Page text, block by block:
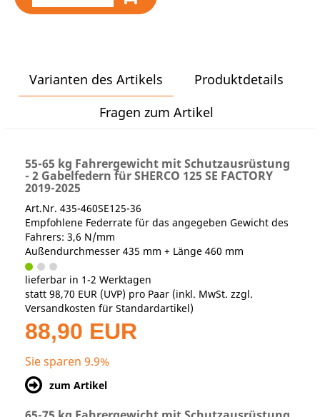
Varianten des Artikels
Produktdetails
Fragen zum Artikel
55-65 kg Fahrergewicht mit Schutzausrüstung
- 2 Gabelfedern für SHERCO 125 SE FACTORY
2019-2025
Art.Nr. 435-460SE125-36
Empfohlene Federrate für das angegeben Gewicht des
Fahrers: 3,6 N/mm
Außendurchmesser 435 mm + Länge 460 mm
lieferbar in 1-2 Werktagen
statt 98,70 EUR (UVP) pro Paar (inkl. MwSt. zzgl.
Versandkosten für Standardartikel)
88,90 EUR
Sie sparen 9.9%
zum Artikel